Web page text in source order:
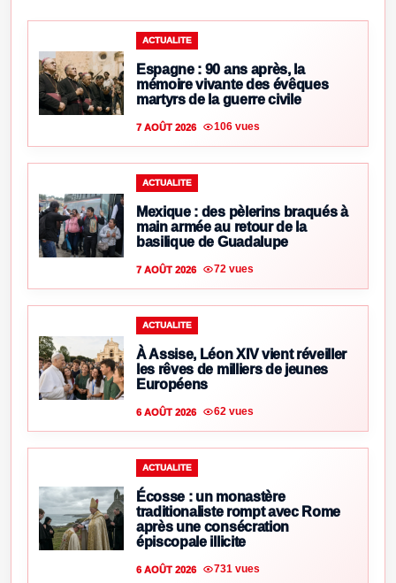
ACTUALITE
Espagne : 90 ans après, la
mémoire vivante des évêques
martyrs de la guerre civile
7 AOÛT 2026 106 vues
ACTUALITE
Mexique : des pèlerins braqués à
main armée au retour de la
basilique de Guadalupe
7 AOÛT 2026 72 vues
ACTUALITE
À Assise, Léon XIV vient réveiller
les rêves de milliers de jeunes
Européens
6 AOÛT 2026 62 vues
ACTUALITE
Écosse : un monastère
traditionaliste rompt avec Rome
après une consécration
épiscopale illicite
6 AOÛT 2026 731 vues